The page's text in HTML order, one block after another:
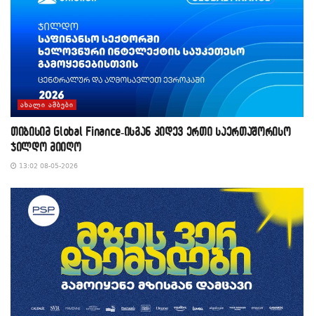
ᲐᲮᲐᲚᲘ ᲐᲛᲑᲔᲑᲘ
თიბისიმ Global Finance-ისგან კიდევ ერთი საერთაშორისო
ჯილდო მიიღო
13:02 08-05-2026